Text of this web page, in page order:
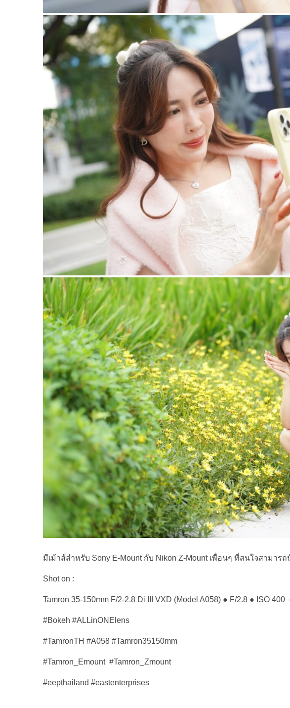
มีเม้าส์สำหรับ Sony E-Mount กับ Nikon Z-Mount เพื่อนๆ ที่สนใจสามา
Shot on :
Tamron 35-150mm F/2-2.8 Di III VXD (Model A058) ● F/2.8 ● ISO 400
#Bokeh #ALLinONElens
#TamronTH #A058 #Tamron35150mm
#Tamron_Emount #Tamron_Zmount
#eepthailand #eastenterprises